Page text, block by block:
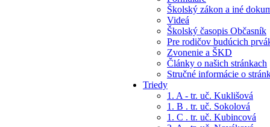
Školský zákon a iné
Videá
Školský časopis Občasník
Pre rodičov budúcich
Zvonenie a ŠKD
Články o našich stránkach
Stručné informácie o
Triedy
1. A - tr. uč. Kuklišová
1. B . tr. uč. Sokolová
1. C . tr. uč. Kubincová